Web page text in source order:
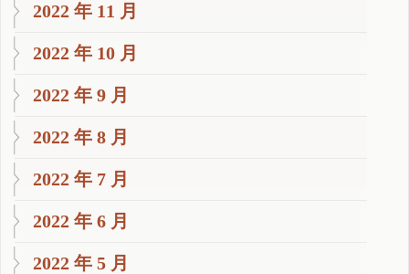
2022 年 11 月
2022 年 10 月
2022 年 9 月
2022 年 8 月
2022 年 7 月
2022 年 6 月
2022 年 5 月